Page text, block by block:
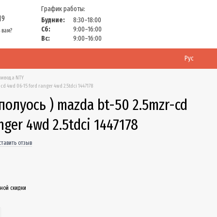
вам?
График работы:
Будние:
8:30–18:00
Сб:
9:00–16:00
Вс:
9:00–16:00
Рус
NTY
4wd 06-15 ford ranger 4wd 2.5tdci 1447178
) mazda bt-50 2.5mzr-cd
4wd 2.5tdci 1447178
отзыв
скидки